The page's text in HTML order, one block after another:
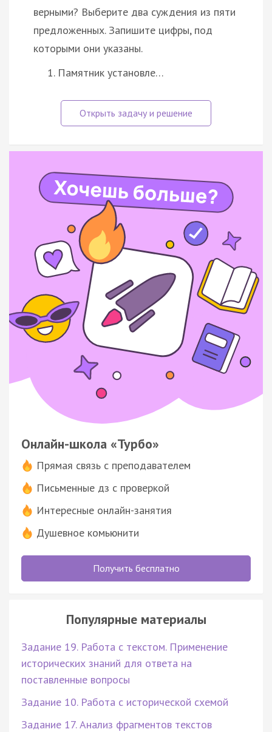
верными? Выберите два суждения из пяти
предложенных. Запишите цифры, под
которыми они указаны.
Памятник установле…
Онлайн-школа «Турбо»
Прямая связь с преподавателем
Письменные дз с проверкой
Интересные онлайн-занятия
Душевное комьюнити
Получить бесплатно
Популярные материалы
Задание 19. Работа с текстом. Применение
исторических знаний для ответа на
поставленные вопросы
Задание 10. Работа с исторической схемой
Задание 17. Анализ фрагментов текстов